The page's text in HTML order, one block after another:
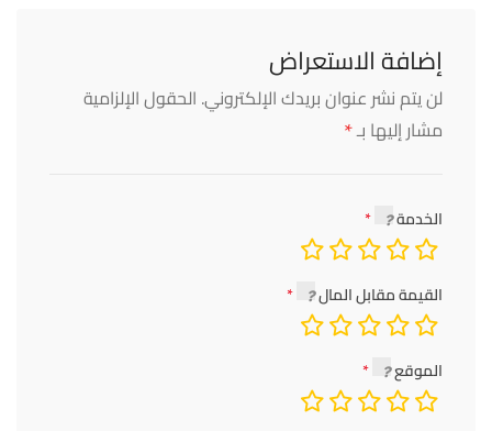
إضافة الاستعراض
لن يتم نشر عنوان بريدك الإلكتروني. الحقول الإلزامية
مشار إليها بـ*
الخدمة
القيمة مقابل المال
الموقع